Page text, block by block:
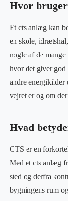
Hvor
Et cts anlæg kan
en skole,
nogle af de
hvor det giver god
andre energikilder
vejret er og om
Hvad
CTS er en
Med et cts anlæg
sted og derfra
bygningens rum